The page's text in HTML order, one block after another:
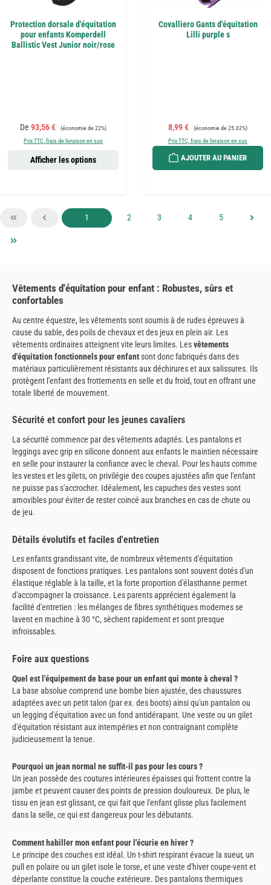
Protection dorsale d'équitation
pour enfants Komperdell
Ballistic Vest Junior noir/rose
Prix de vente :
De 93,56 € Prix régulier :
(économie de 22%)
Prix TTC, frais de livraison en sus
Afficher les options
Covalliero Gants d'équitation
Lilli purple s
Prix de vente :
8,99 € Prix régulier :
(économie de 25.02%)
Prix TTC, frais de livraison en sus
AJOUTER AU PANIER
Page
1 Page
2 Page
3 Page
4 Page
5
Vêtements d'équitation pour enfant : Robustes, sûrs et
confortables
Au centre équestre, les vêtements sont soumis à de rudes épreuves à
cause du sable, des poils de chevaux et des jeux en plein air. Les
vêtements ordinaires atteignent vite leurs limites. Lesvêtements
d'équitation fonctionnels pour enfantsont donc fabriqués dans des
matériaux particulièrement résistants aux déchirures et aux salissures. Ils
protègent l'enfant des frottements en selle et du froid, tout en offrant une
totale liberté de mouvement.
Sécurité et confort pour les jeunes cavaliers
La sécurité commence par des vêtements adaptés. Les pantalons et
leggings avec grip en silicone donnent aux enfants le maintien nécessaire
en selle pour instaurer la confiance avec le cheval. Pour les hauts comme
les vestes et les gilets, on privilégie des coupes ajustées afin que l'enfant
ne puisse pas s'accrocher. Idéalement, les capuches des vestes sont
amovibles pour éviter de rester coincé aux branches en cas de chute ou
de jeu.
Détails évolutifs et faciles d'entretien
Les enfants grandissant vite, de nombreux vêtements d'équitation
disposent de fonctions pratiques. Les pantalons sont souvent dotés d'un
élastique réglable à la taille, et la forte proportion d'élasthanne permet
d'accompagner la croissance. Les parents apprécient également la
facilité d'entretien : les mélanges de fibres synthétiques modernes se
lavent en machine à 30 °C, sèchent rapidement et sont presque
infroissables.
Foire aux questions
Quel est l'équipement de base pour un enfant qui monte à cheval ?
La base absolue comprend une bombe bien ajustée, des chaussures
adaptées avec un petit talon (par ex. des boots) ainsi qu'un pantalon ou
un legging d'équitation avec un fond antidérapant. Une veste ou un gilet
d'équitation résistant aux intempéries et non contraignant complète
judicieusement la tenue.
Pourquoi un jean normal ne suffit-il pas pour les cours ?
Un jean possède des coutures intérieures épaisses qui frottent contre la
jambe et peuvent causer des points de pression douloureux. De plus, le
tissu en jean est glissant, ce qui fait que l'enfant glisse plus facilement
dans la selle, ce qui est dangereux pour les débutants.
Comment habiller mon enfant pour l'écurie en hiver ?
Le principe des couches est idéal. Un t-shirt respirant évacue la sueur, un
pull en polaire ou un gilet isole le torse, et une veste d'hiver coupe-vent et
déperlante constitue la couche extérieure. Des pantalons thermiques